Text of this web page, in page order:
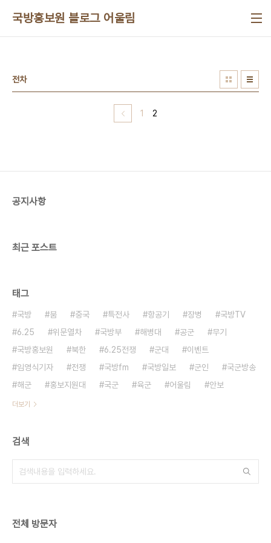
국방홍보원 블로그 어울림
전차
1 2
공지사항
최근 포스트
태그
국방 붐 중국 특전사 항공기 장병
국방TV
6.25
위문열차 국방부 해병대 공군
무기
국방홍보원
북한 6.25전쟁 군대
이벤트
임영식기자
전쟁 국방fm 국방일보 군인
국군방송
해군
홍보지원대 국군 육군 어울림 안보
더보기
검색
전체 방문자